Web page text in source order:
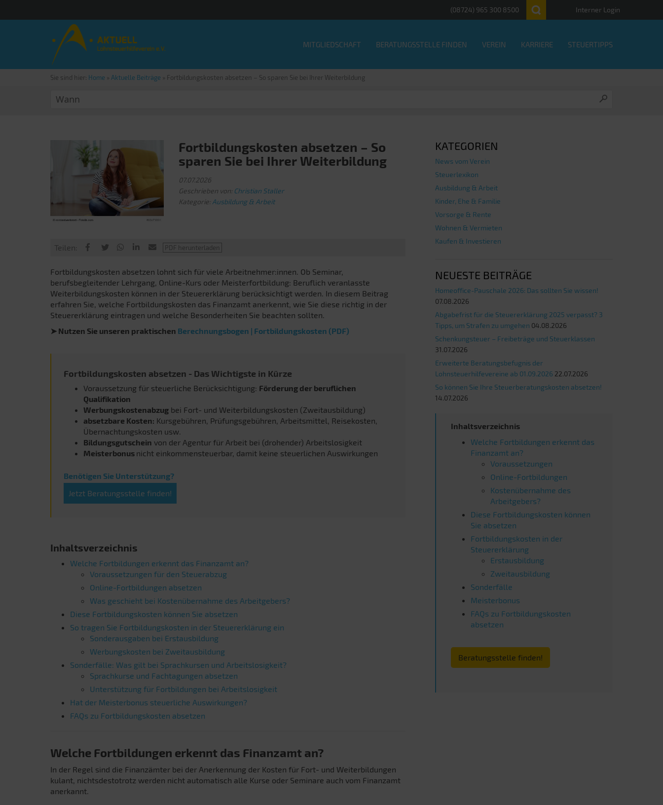
(08724) 965 300 8500 Interner Login
MITGLIEDSCHAFT BERATUNGSSTELLE FINDEN VEREIN KARRIERE STEUERTIPPS
Sie sind hier: Home » Aktuelle Beiträge » Fortbildungskosten absetzen – So sparen Sie bei Ihrer Weiterbildung
Fortbildungskosten absetzen – So
sparen Sie bei Ihrer Weiterbildung
07.07.2026
Geschrieben von: Christian Staller
Kategorie: Ausbildung & Arbeit
Teilen:
Fortbildungskosten absetzen lohnt sich für viele Arbeitnehmer:innen. Ob Seminar,
berufsbegleitender Lehrgang, Online-Kurs oder Meisterfortbildung: Beruflich veranlasste
Weiterbildungskosten können in der Steuererklärung berücksichtigt werden. In diesem Beitrag
erfahren Sie, welche Fortbildungskosten das Finanzamt anerkennt, wie Sie diese richtig in der
Steuererklärung eintragen und welche Besonderheiten Sie beachten sollten.
➤ Nutzen Sie unseren praktischen Berechnungsbogen | Fortbildungskosten (PDF)
Fortbildungskosten absetzen - Das Wichtigste in Kürze
Voraussetzung für steuerliche Berücksichtigung: Förderung der beruflichen
Qualifikation
Werbungskostenabzug bei Fort- und Weiterbildungskosten (Zweitausbildung)
absetzbare Kosten: Kursgebühren, Prüfungsgebühren, Arbeitsmittel, Reisekosten,
Übernachtungskosten usw.
Bildungsgutschein von der Agentur für Arbeit bei (drohender) Arbeitslosigkeit
Meisterbonus nicht einkommensteuerbar, damit keine steuerlichen Auswirkungen
Benötigen Sie Unterstützung?
Jetzt Beratungsstelle finden!
Inhaltsverzeichnis
Welche Fortbildungen erkennt das Finanzamt an?
Voraussetzungen für den Steuerabzug
Online-Fortbildungen absetzen
Was geschieht bei Kostenübernahme des Arbeitgebers?
Diese Fortbildungskosten können Sie absetzen
So tragen Sie Fortbildungskosten in der Steuererklärung ein
Sonderausgaben bei Erstausbildung
Werbungskosten bei Zweitausbildung
Sonderfälle: Was gilt bei Sprachkursen und Arbeitslosigkeit?
Sprachkurse und Fachtagungen absetzen
Unterstützung für Fortbildungen bei Arbeitslosigkeit
Hat der Meisterbonus steuerliche Auswirkungen?
FAQs zu Fortbildungskosten absetzen
Welche Fortbildungen erkennt das Finanzamt an?
In der Regel sind die Finanzämter bei der Anerkennung der Kosten für Fort- und Weiterbildungen
kulant, nichtsdestotrotz werden nicht automatisch alle Kurse oder Seminare auch vom Finanzamt
anerkannt.
KATEGORIEN
News vom Verein
Steuerlexikon
Ausbildung & Arbeit
Kinder, Ehe & Familie
Vorsorge & Rente
Wohnen & Vermieten
Kaufen & Investieren
NEUESTE BEITRÄGE
Homeoffice-Pauschale 2026: Das sollten Sie wissen!
07.08.2026
Abgabefrist für die Steuererklärung 2025 verpasst? 3
Tipps, um Strafen zu umgehen 04.08.2026
Schenkungsteuer – Freibeträge und Steuerklassen
31.07.2026
Erweiterte Beratungsbefugnis der
Lohnsteuerhilfevereine ab 01.09.2026 22.07.2026
So können Sie Ihre Steuerberatungskosten absetzen!
14.07.2026
Inhaltsverzeichnis
Welche Fortbildungen erkennt das
Finanzamt an?
Voraussetzungen
Online-Fortbildungen
Kostenübernahme des
Arbeitgebers?
Diese Fortbildungskosten können
Sie absetzen
Fortbildungskosten in der
Steuererklärung
Erstausbildung
Zweitausbildung
Sonderfälle
Meisterbonus
FAQs zu Fortbildungskosten
absetzen
Beratungsstelle finden!